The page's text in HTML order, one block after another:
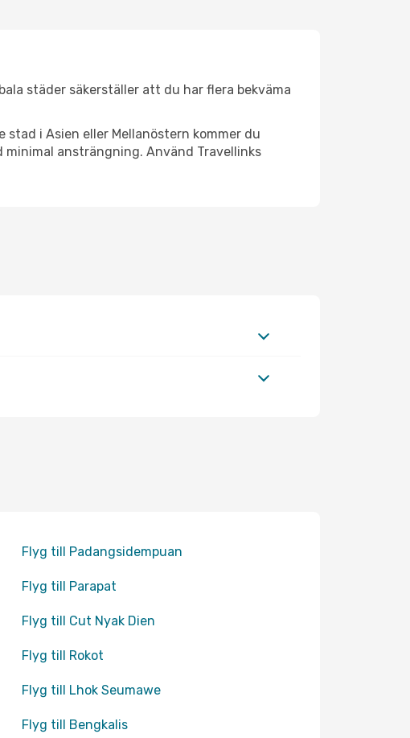
städer säkerställer att du har flera bekväma
i Asien eller Mellanöstern kommer du
ansträngning. Använd Travellinks
Flyg till Padangsidempuan
Flyg till Parapat
Flyg till Cut Nyak Dien
Flyg till Rokot
Flyg till Lhok Seumawe
Flyg till Bengkalis